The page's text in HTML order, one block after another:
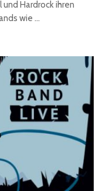
Hardrock ihren
wie …